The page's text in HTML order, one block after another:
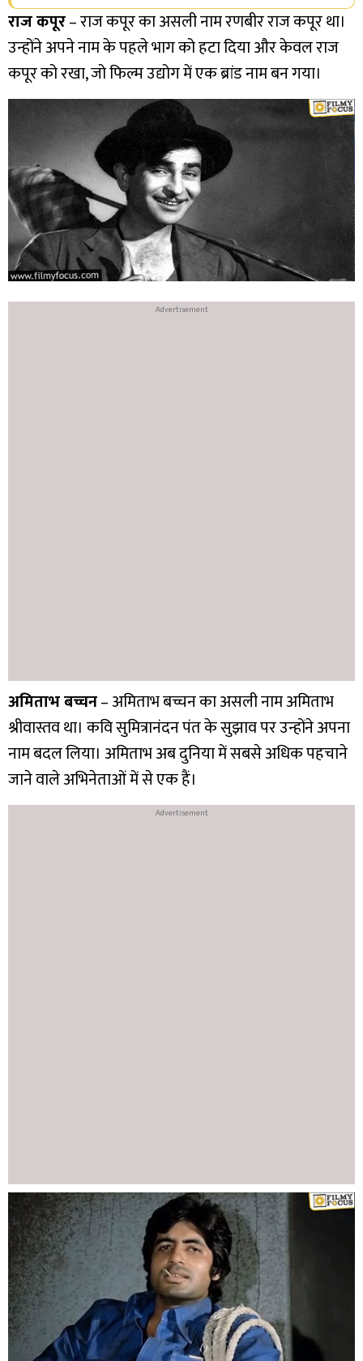
राज कपूर– राज कपूर का असली नाम रणबीर राज कपूर था।
उन्होंने अपने नाम के पहले भाग को हटा दिया और केवल राज
कपूर को रखा, जो फिल्म उद्योग में एक ब्रांड नाम बन गया।
अमिताभ बच्चन– अमिताभ बच्चन का असली नाम अमिताभ
श्रीवास्तव था। कवि सुमित्रानंदन पंत के सुझाव पर उन्होंने अपना
नाम बदल लिया। अमिताभ अब दुनिया में सबसे अधिक पहचाने
जाने वाले अभिनेताओं में से एक हैं।